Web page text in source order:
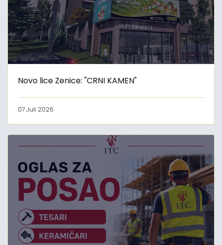
Novo lice Zenice: "CRNI KAMEN"
07 Juli 2026